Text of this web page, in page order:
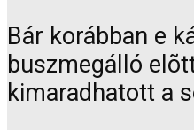
Bár korábban e
buszmegálló
kimaradhatott a